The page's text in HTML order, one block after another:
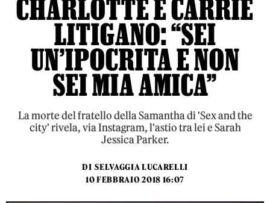
CHARLOTTE E CARRIE
LITIGANO: “SEI
UN’IPOCRITA E NON
SEI MIA AMICA”
La morte del fratello della Samantha di 'Sex and the
city' rivela, via Instagram, l'astio tra lei e Sarah
Jessica Parker.
DI SELVAGGIA LUCARELLI
10 FEBBRAIO 2018 16:07